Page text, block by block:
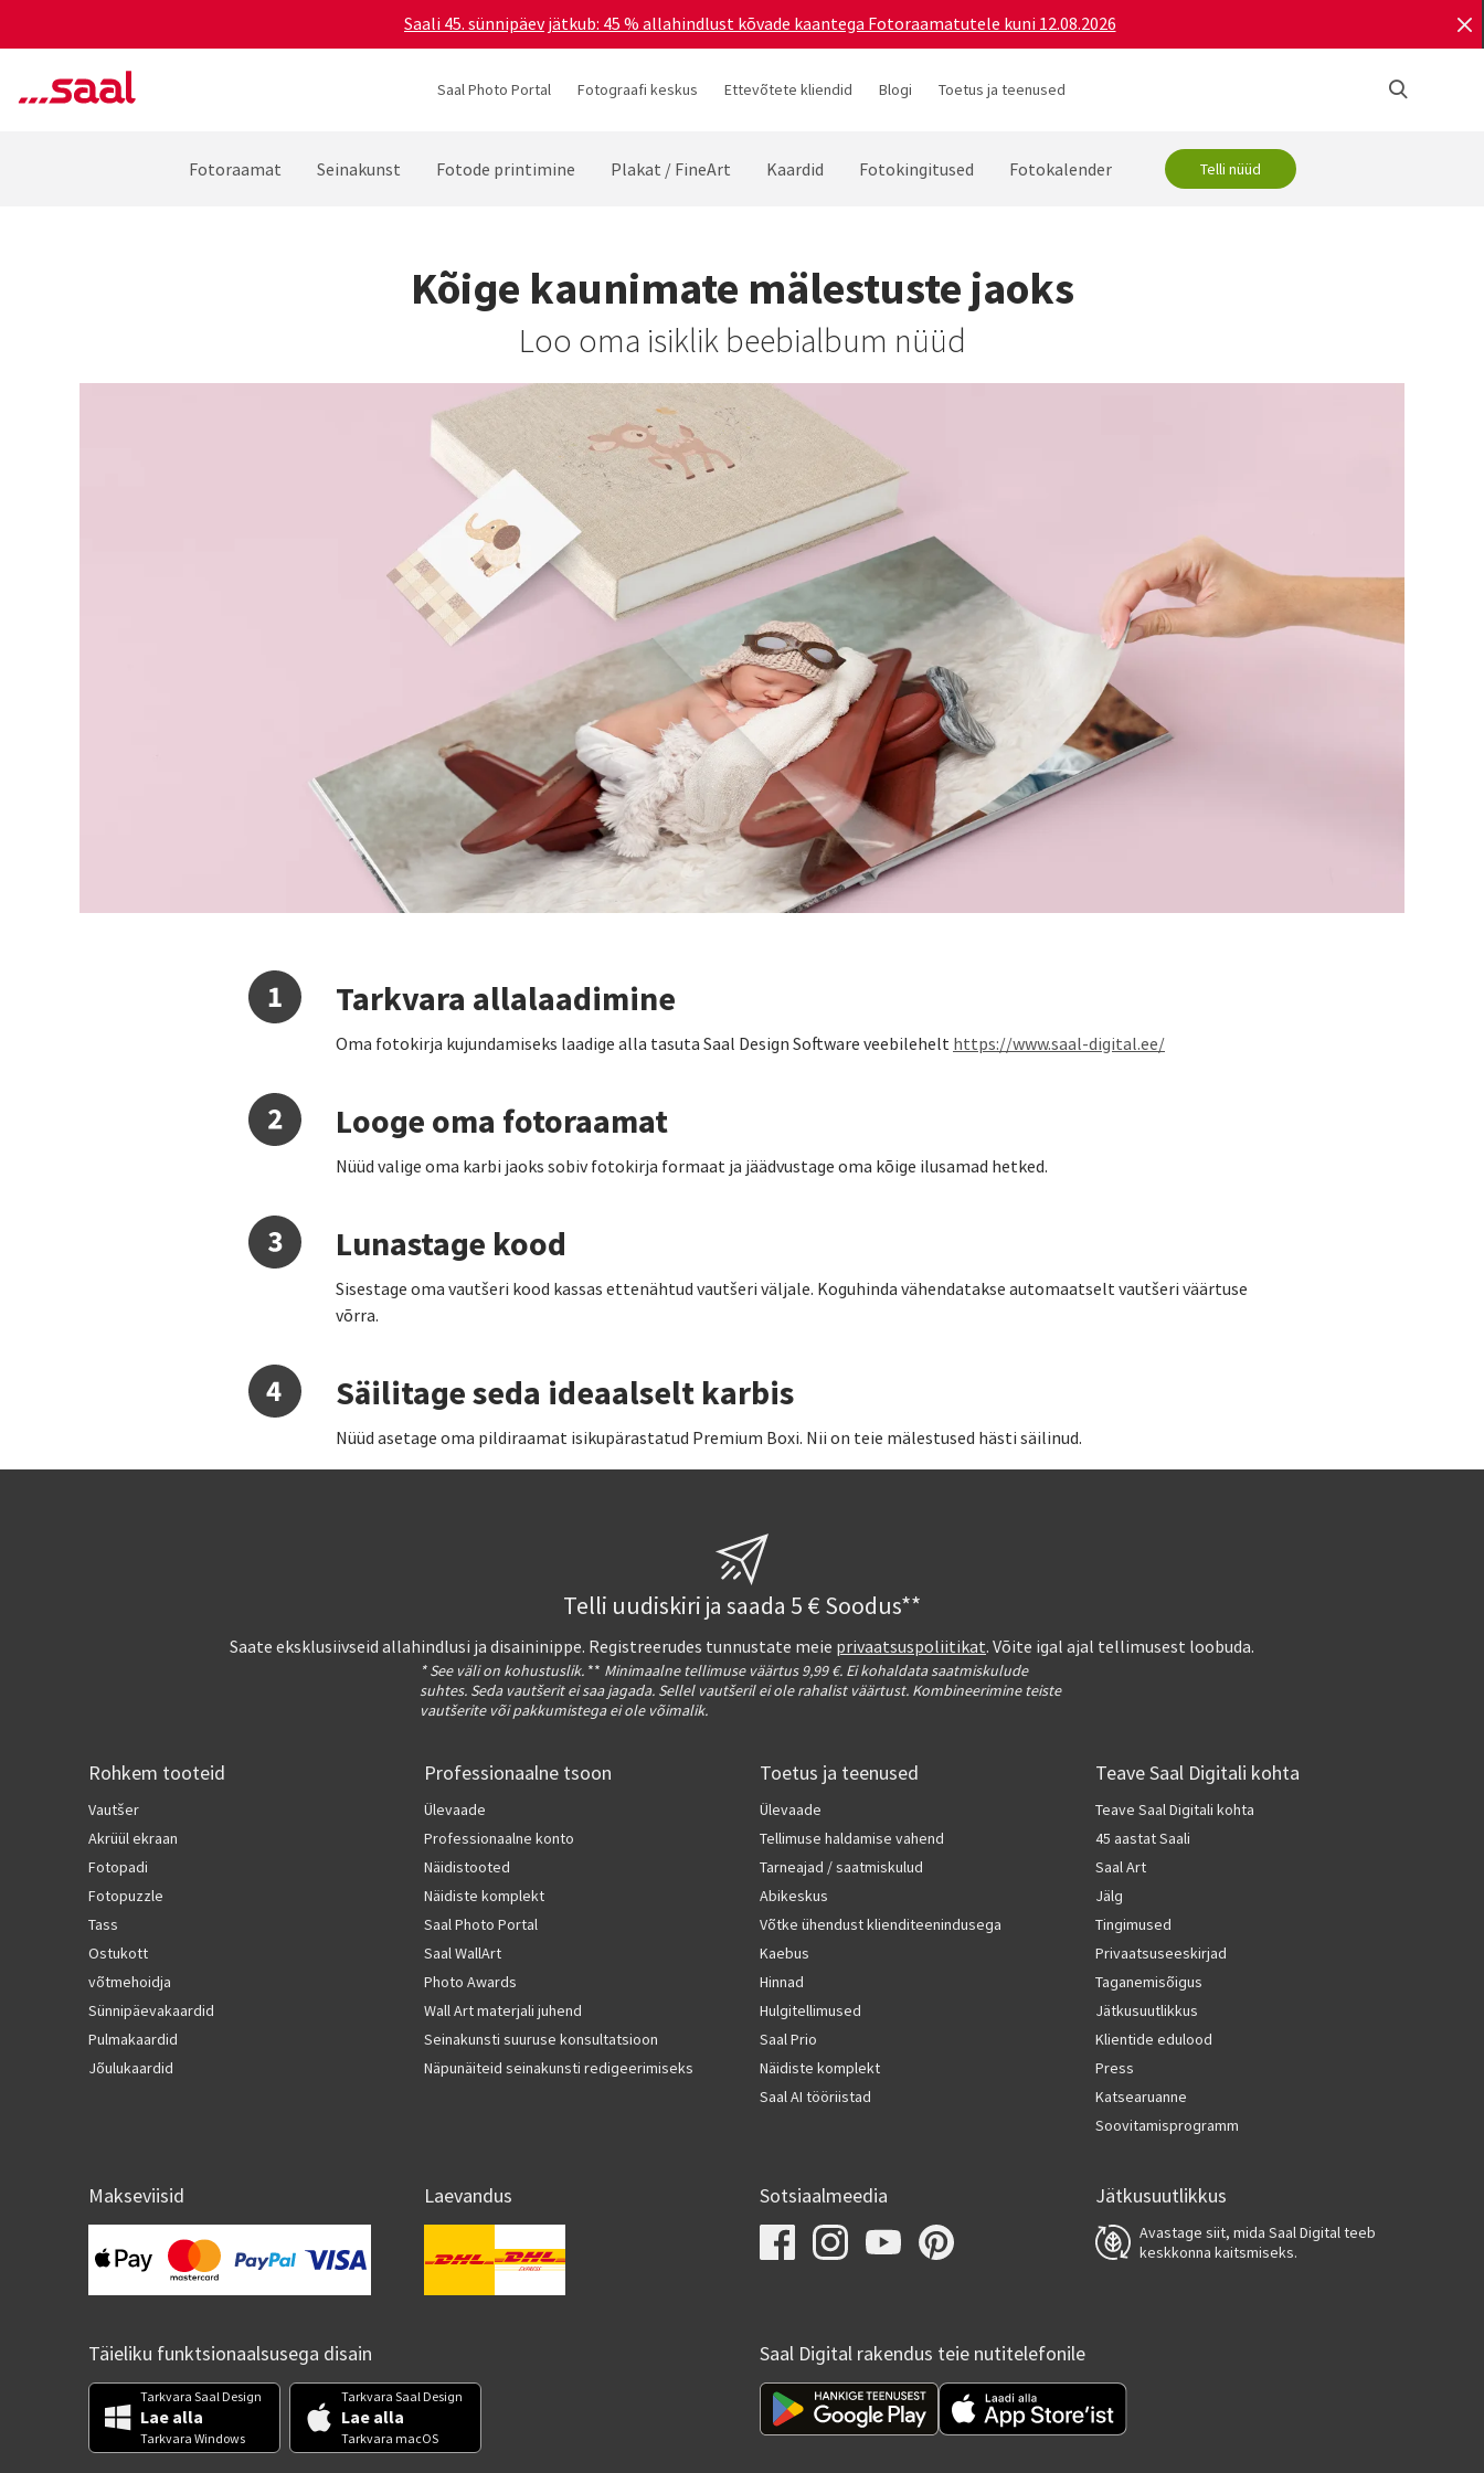
Saali 45. sünnipäev jätkub: 45 % allahindlust kõvade kaantega Fotoraamatutele kuni 12.08.2026
Saal Photo Portal Fotograafi keskus Ettevõtete kliendid Blogi Toetus ja teenused
Fotoraamat Seinakunst Fotode printimine Plakat / FineArt Kaardid Fotokingitused Fotokalender Telli nüüd
Kõige kaunimate mälestuste jaoks
Loo oma isiklik beebialbum nüüd
Tarkvara allalaadimine
Oma fotokirja kujundamiseks laadige alla tasuta Saal Design Software veebilehelt https://www.saal-digital.ee/
Looge oma fotoraamat
Nüüd valige oma karbi jaoks sobiv fotokirja formaat ja jäädvustage oma kõige ilusamad hetked.
Lunastage kood
Sisestage oma vautšeri kood kassas ettenähtud vautšeri väljale. Koguhinda vähendatakse automaatselt vautšeri väärtuse
võrra.
Säilitage seda ideaalselt karbis
Nüüd asetage oma pildiraamat isikupärastatud Premium Boxi. Nii on teie mälestused hästi säilinud.
Telli uudiskiri ja saada 5 € Soodus**
Saate eksklusiivseid allahindlusi ja disaininippe. Registreerudes tunnustate meie privaatsuspoliitikat. Võite igal ajal tellimusest loobuda.
* See väli on kohustuslik. ** Minimaalne tellimuse väärtus 9,99 €. Ei kohaldata saatmiskulude
suhtes. Seda vautšerit ei saa jagada. Sellel vautšeril ei ole rahalist väärtust. Kombineerimine teiste
vautšerite või pakkumistega ei ole võimalik.
Rohkem tooteid
Vautšer
Akrüül ekraan
Fotopadi
Fotopuzzle
Tass
Ostukott
võtmehoidja
Sünnipäevakaardid
Pulmakaardid
Jõulukaardid
Professionaalne tsoon
Ülevaade
Professionaalne konto
Näidistooted
Näidiste komplekt
Saal Photo Portal
Saal WallArt
Photo Awards
Wall Art materjali juhend
Seinakunsti suuruse konsultatsioon
Näpunäiteid seinakunsti redigeerimiseks
Toetus ja teenused
Ülevaade
Tellimuse haldamise vahend
Tarneajad / saatmiskulud
Abikeskus
Võtke ühendust klienditeenindusega
Kaebus
Hinnad
Hulgitellimused
Saal Prio
Näidiste komplekt
Saal AI tööriistad
Teave Saal Digitali kohta
Teave Saal Digitali kohta
45 aastat Saali
Saal Art
Jälg
Tingimused
Privaatsuseeskirjad
Taganemisõigus
Jätkusuutlikkus
Klientide edulood
Press
Katsearuanne
Soovitamisprogramm
Makseviisid Laevandus Sotsiaalmeedia Jätkusuutlikkus
Avastage siit, mida Saal Digital teeb
keskkonna kaitsmiseks.
Täieliku funktsionaalsusega disain
Tarkvara Saal Design
Lae alla
Tarkvara Windows
Tarkvara Saal Design
Lae alla
Tarkvara macOS
Saal Digital rakendus teie nutitelefonile